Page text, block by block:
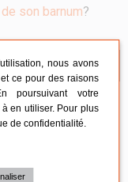
son barnum?
nous avons
ce pour des raisons
poursuivant votre
en utiliser. Pour plus
de confidentialité